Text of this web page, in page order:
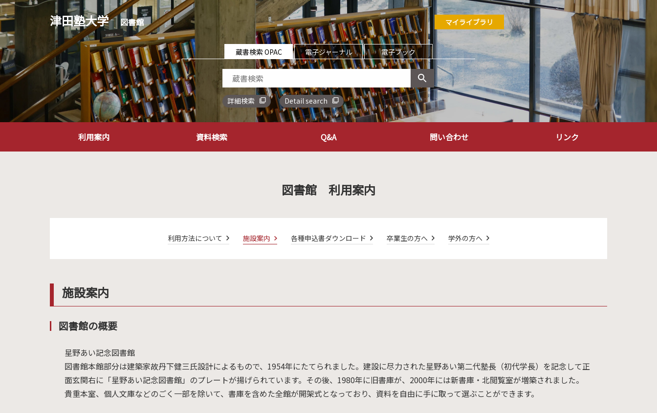
津田塾大学図書館 マイライブラリ
蔵書検索 OPAC 電子ジャーナル 電子ブック
詳細検索 Detail search
利用案内 資料検索 Q&A 問い合わせ リンク
図書館 利用案内
利用方法について 施設案内 各種申込書ダウンロード 卒業生の方へ 学外の方へ
施設案内
図書館の概要
星野あい記念図書館
図書館本館部分は建築家故丹下健三氏設計によるもので、1954年にたてられました。建設に尽力された星野あい第二代塾長（初代学長）を記念して正
面玄関右に「星野あい記念図書館」のプレートが揚げられています。その後、1980年に旧書庫が、2000年には新書庫・北閲覧室が増築されました。
貴重本室、個人文庫などのごく一部を除いて、書庫を含めた全館が開架式となっており、資料を自由に手に取って選ぶことができます。